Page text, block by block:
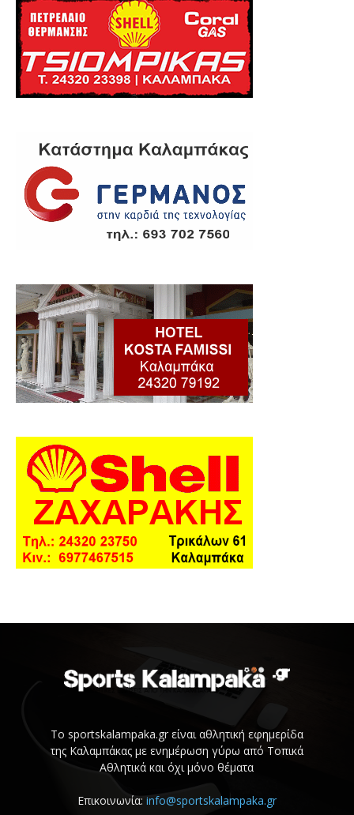
Το sportskalampaka.gr είναι αθλητική εφημερίδα
της Καλαμπάκας με ενημέρωση γύρω από Τοπικά
Αθλητικά και όχι μόνο θέματα
Επικοινωνία: info@sportskalampaka.gr